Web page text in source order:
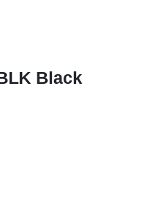
Black